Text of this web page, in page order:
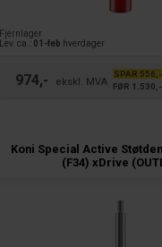
Fjernlager
Lev. ca.: 01-feb hverdager
974,-
SPAR 556,-
FØR 1.530,-
Koni Special Active
(F34) xDrive